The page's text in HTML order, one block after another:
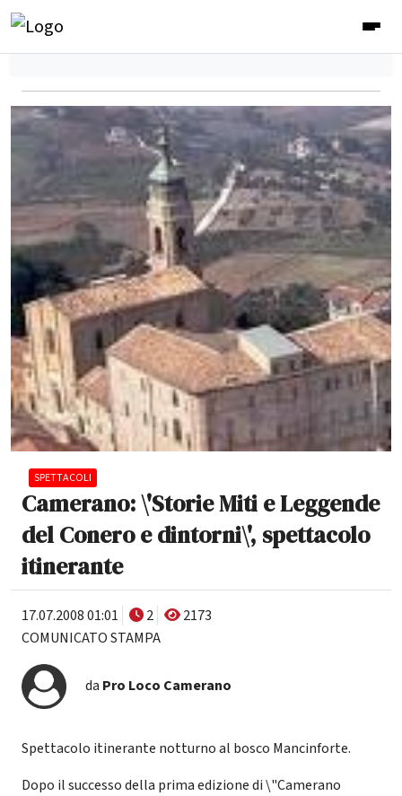
SPETTACOLI
Camerano: \'Storie Miti e Leggende
del Conero e dintorni\', spettacolo
itinerante
17.07.2008 01:01 2
2173
COMUNICATO STAMPA
da Pro Loco Camerano
Spettacolo itinerante notturno al bosco Mancinforte.
Dopo il successo della prima edizione di \"Camerano